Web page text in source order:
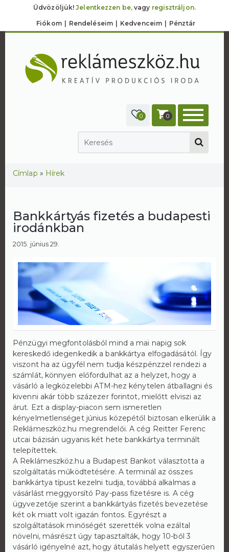
Üdvözöljük!Jelentkezzen be,vagy regisztráljon.
Fiókom Rendeléseim Kedvenceim Pénztár
0 0
Jelenlegi hely
Címlap » Hírek
Bankkártyás fizetés a budapesti
irodánkban
2015. június 29.
Pénzügyi megfontolásból mind a mai napig sok
kereskedő idegenkedik a bankkártya elfogadásától. Így
viszont ha az ügyfél nem tudja készpénzzel rendezi a
számlát, könnyen előfordulhat az a helyzet, hogy a
vásárló a legközelebbi ATM-hez kénytelen átballagni és
kivenni akár több százezer forintot, mielőtt elviszi az
árut. Ezt a display-piacon sem ismeretlen
kényelmetlenséget június közepétől biztosan elkerülik a
Reklámeszköz.hu megrendelői. A cég Reitter Ferenc
utcai bázisán ugyanis két hete bankkártya terminált
telepítettek.
A Reklámeszköz.hu a Budapest Bankot választotta a
szolgáltatás működtetésére. A terminál az összes
bankkártya típust kezelni tudja, továbbá alkalmas a
vásárlást meggyorsító Pay-pass fizetésre is. A cég
ügyvezetője szerint a bankkártyás fizetés bevezetése
két ok miatt volt igazán fontos. Egyrészt a
szolgáltatások minőségét szerették volna ezáltal
növelni, másrészt úgy tapasztalták, hogy 10-ből 3
vásárló igényelné azt, hogy átutalás helyett egyszerűen